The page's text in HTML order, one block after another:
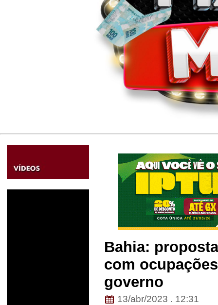
Bahia:
com
governo
13/abr/2023 . 12:31